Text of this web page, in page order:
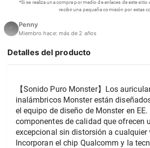
*Si se realiza una compra por medio de enlaces de este
recibir una pequeña comisión por estas
Penny
Miembro hace: más de 2 años
Detalles del producto
【Sonido Puro Monster】Los
inalámbricos Monster están
el equipo de diseño de Monster en EE.
componentes de calidad que ofrecen
excepcional sin distorsión a cualquier
Incorporan el chip Qualcomm y la